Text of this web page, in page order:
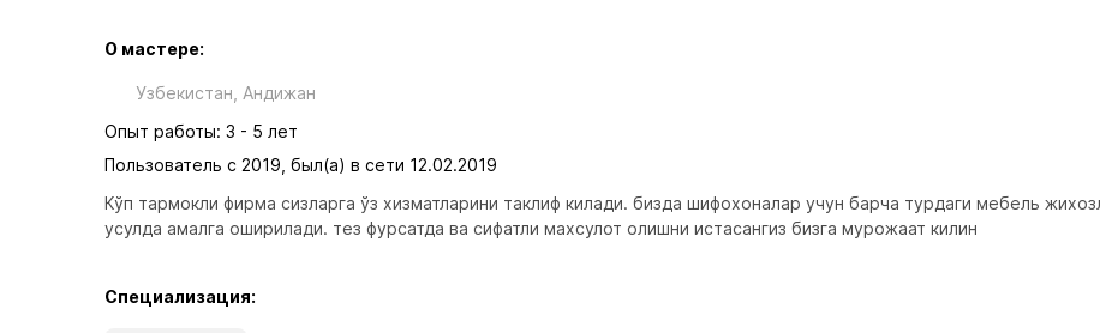
О мастере:
Узбекистан, Андижан
Опыт работы: 3 - 5 лет
Пользователь с 2019, был(а) в сети 12.02.2019
Кўп тармокли фирма сизларга ўз хизматларини таклиф килади. бизда шифохоналар учун барча турдаги мебель
усулда амалга оширилади. тез фурсатда ва сифатли махсулот олишни истасангиз бизга мурожаат килин
Специализация: